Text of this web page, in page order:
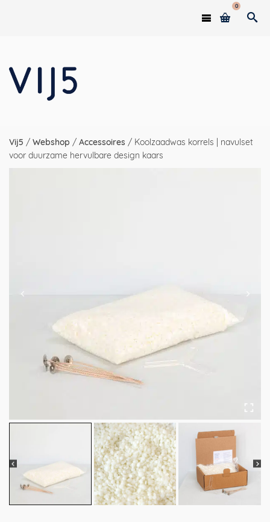
0
Vij5 / Webshop / Accessoires / Koolzaadwas korrels | navulset
voor duurzame hervulbare design kaars